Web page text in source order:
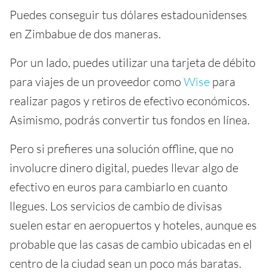
Puedes conseguir tus dólares estadounidenses
en Zimbabue de dos maneras.
Por un lado, puedes utilizar una tarjeta de débito
para viajes de un proveedor como Wise para
realizar pagos y retiros de efectivo económicos.
Asimismo, podrás convertir tus fondos en línea.
Pero si prefieres una solución offline, que no
involucre dinero digital, puedes llevar algo de
efectivo en euros para cambiarlo en cuanto
llegues. Los servicios de cambio de divisas
suelen estar en aeropuertos y hoteles, aunque es
probable que las casas de cambio ubicadas en el
centro de la ciudad sean un poco más baratas.